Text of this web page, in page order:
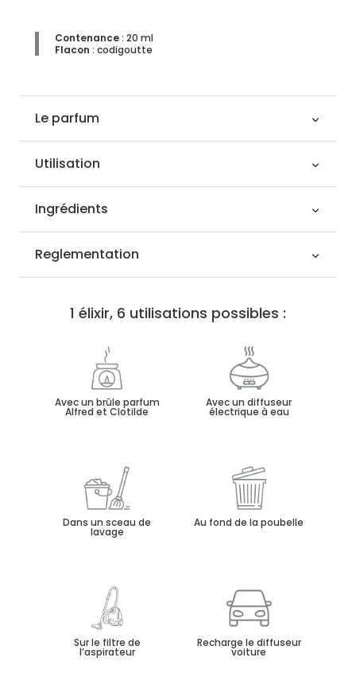
Contenance: 20 ml
Flacon : codigoutte
Le parfum
Utilisation
Ingrédients
Reglementation
1 élixir, 6 utilisations possibles :
Avec un brûle parfum
Alfred et Clotilde
Avec un diffuseur
électrique à eau
Dans un sceau de
lavage
Au fond de la poubelle
Sur le filtre de
l’aspirateur
Recharge le diffuseur
voiture